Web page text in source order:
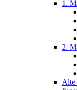
1.
2.
Alte